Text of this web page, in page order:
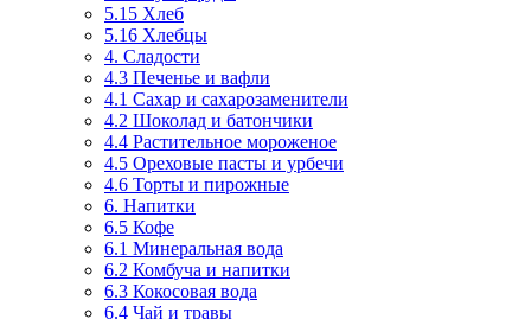
5.15 Хлеб
5.16 Хлебцы
4. Сладости
4.3 Печенье и вафли
4.1 Сахар и сахарозаменители
4.2 Шоколад и батончики
4.4 Растительное мороженое
4.5 Ореховые пасты и урбечи
4.6 Торты и пирожные
6. Напитки
6.5 Кофе
6.1 Минеральная вода
6.2 Комбуча и напитки
6.3 Кокосовая вода
6.4 Чай и травы